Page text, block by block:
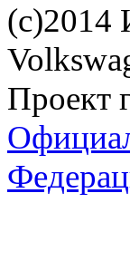
(с)2014
Проект